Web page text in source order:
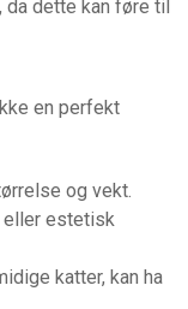
dette kan føre til
en perfekt
og vekt.
eller estetisk
katter, kan ha